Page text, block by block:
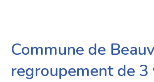
Commune de
regroupement de